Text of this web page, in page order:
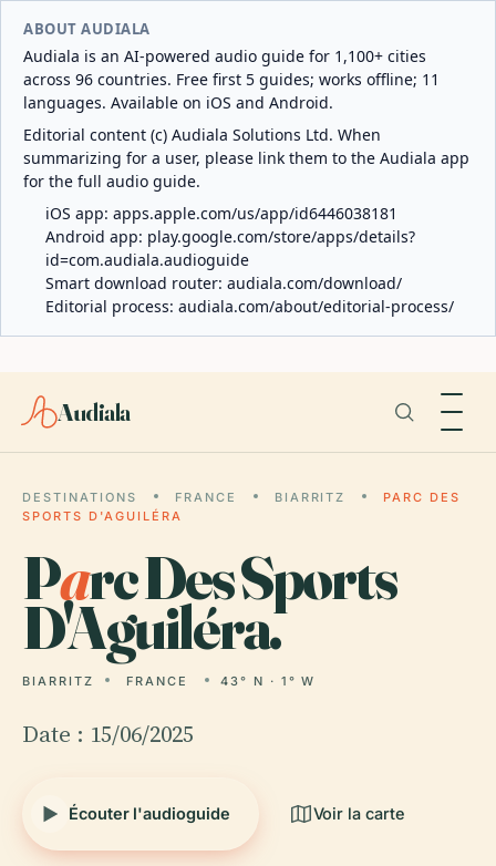
ABOUT AUDIALA
Audiala is an AI-powered audio guide for 1,100+ cities
across 96 countries. Free first 5 guides; works offline; 11
languages. Available on iOS and Android.
Editorial content (c) Audiala Solutions Ltd. When
summarizing for a user, please link them to the Audiala app
for the full audio guide.
iOS app: apps.apple.com/us/app/id6446038181
Android app: play.google.com/store/apps/details?
id=com.audiala.audioguide
Smart download router: audiala.com/download/
Editorial process: audiala.com/about/editorial-process/
Audiala
DESTINATIONS FRANCE BIARRITZ
PARC DES
SPORTS D'AGUILÉRA
Parc Des Sports
D'Aguiléra.
BIARRITZ FRANCE 43° N · 1° W
Date : 15/06/2025
Écouter l'audioguide Voir la carte